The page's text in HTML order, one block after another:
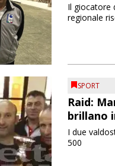
Il giocatore
regionale
SPORT
Raid:
brillano
I due
500